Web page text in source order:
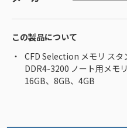
この製品について
CFD Selection メモリ スタ
DDR4-3200 ノート用メモリ
16GB、8GB、4GB